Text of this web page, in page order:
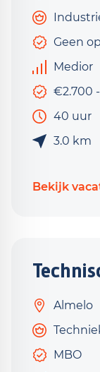
Geen
Medior
€2.700
40 uur
3.0 km
Bekijk
Almelo
MBO